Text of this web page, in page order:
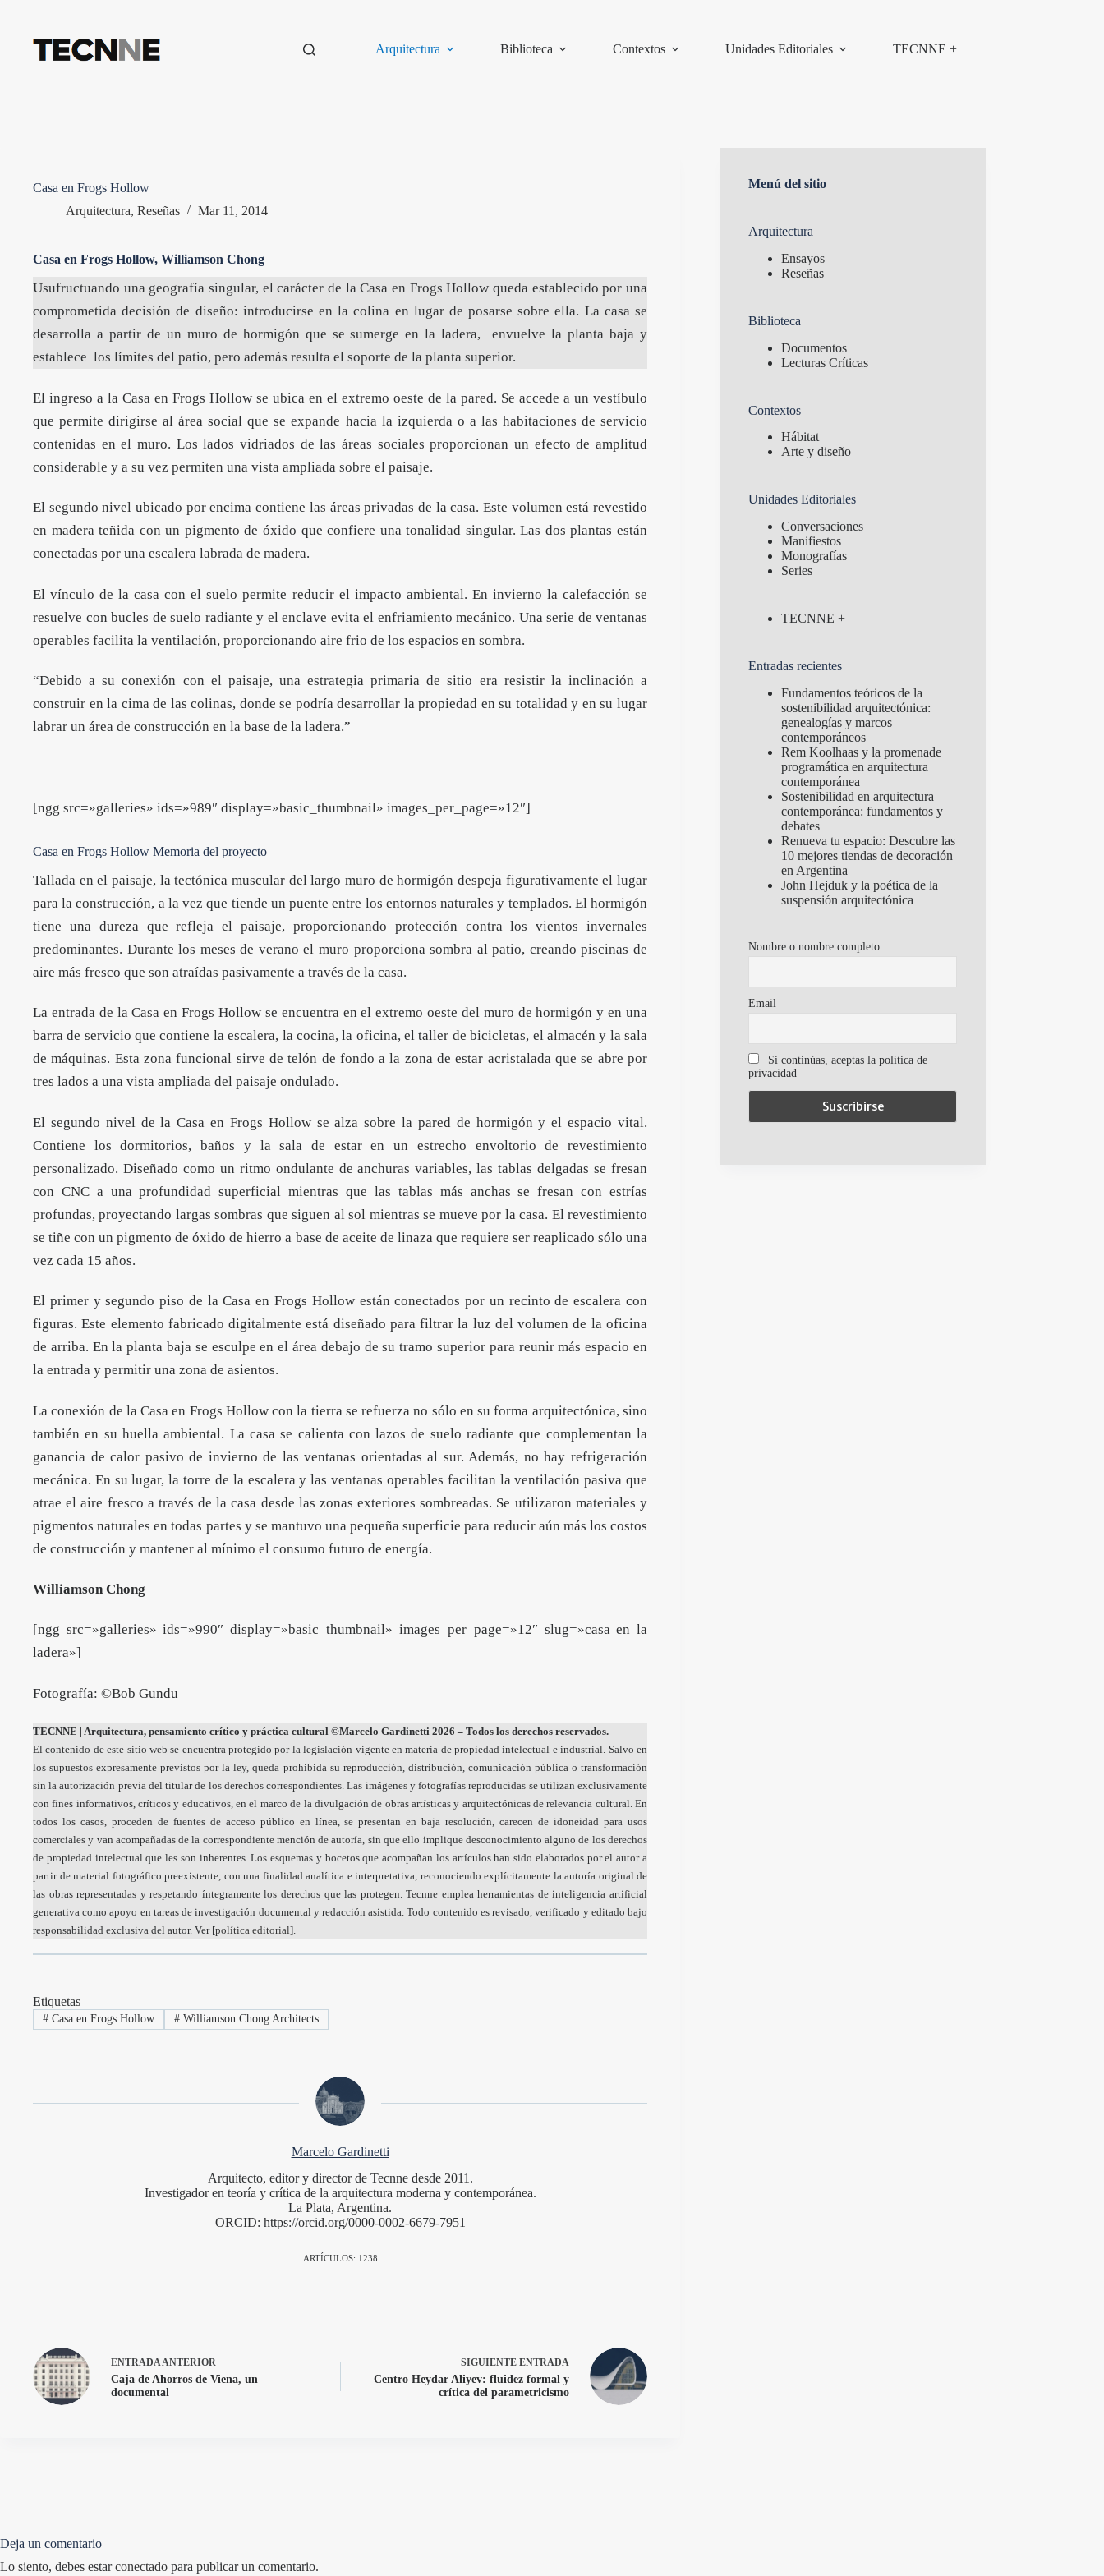
contenido
Arquitectura
Biblioteca Contextos Unidades Editoriales TECNNE +
Casa en Frogs Hollow
Arquitectura, Reseñas Mar 11, 2014
Casa en Frogs Hollow, Williamson Chong
Usufructuando una geografía singular, el carácter de la Casa en Frogs Hollow queda establecido por una
comprometida decisión de diseño: introducirse en la colina en lugar de posarse sobre ella. La casa se
desarrolla a partir de un muro de hormigón que se sumerge en la ladera, envuelve la planta baja y
establece los límites del patio, pero además resulta el soporte de la planta superior.
El ingreso a la Casa en Frogs Hollow se ubica en el extremo oeste de la pared. Se accede a un vestíbulo
que permite dirigirse al área social que se expande hacia la izquierda o a las habitaciones de servicio
contenidas en el muro. Los lados vidriados de las áreas sociales proporcionan un efecto de amplitud
considerable y a su vez permiten una vista ampliada sobre el paisaje.
El segundo nivel ubicado por encima contiene las áreas privadas de la casa. Este volumen está revestido
en madera teñida con un pigmento de óxido que confiere una tonalidad singular. Las dos plantas están
conectadas por una escalera labrada de madera.
El vínculo de la casa con el suelo permite reducir el impacto ambiental. En invierno la calefacción se
resuelve con bucles de suelo radiante y el enclave evita el enfriamiento mecánico. Una serie de ventanas
operables facilita la ventilación, proporcionando aire frio de los espacios en sombra.
“Debido a su conexión con el paisaje, una estrategia primaria de sitio era resistir la inclinación a
construir en la cima de las colinas, donde se podría desarrollar la propiedad en su totalidad y en su lugar
labrar un área de construcción en la base de la ladera.”
[ngg src=»galleries» ids=»989″ display=»basic_thumbnail» images_per_page=»12″]
Casa en Frogs Hollow Memoria del proyecto
Tallada en el paisaje, la tectónica muscular del largo muro de hormigón despeja figurativamente el lugar
para la construcción, a la vez que tiende un puente entre los entornos naturales y templados. El hormigón
tiene una dureza que refleja el paisaje, proporcionando protección contra los vientos invernales
predominantes. Durante los meses de verano el muro proporciona sombra al patio, creando piscinas de
aire más fresco que son atraídas pasivamente a través de la casa.
La entrada de la Casa en Frogs Hollow se encuentra en el extremo oeste del muro de hormigón y en una
barra de servicio que contiene la escalera, la cocina, la oficina, el taller de bicicletas, el almacén y la sala
de máquinas. Esta zona funcional sirve de telón de fondo a la zona de estar acristalada que se abre por
tres lados a una vista ampliada del paisaje ondulado.
El segundo nivel de la Casa en Frogs Hollow se alza sobre la pared de hormigón y el espacio vital.
Contiene los dormitorios, baños y la sala de estar en un estrecho envoltorio de revestimiento
personalizado. Diseñado como un ritmo ondulante de anchuras variables, las tablas delgadas se fresan
con CNC a una profundidad superficial mientras que las tablas más anchas se fresan con estrías
profundas, proyectando largas sombras que siguen al sol mientras se mueve por la casa. El revestimiento
se tiñe con un pigmento de óxido de hierro a base de aceite de linaza que requiere ser reaplicado sólo una
vez cada 15 años.
El primer y segundo piso de la Casa en Frogs Hollow están conectados por un recinto de escalera con
figuras. Este elemento fabricado digitalmente está diseñado para filtrar la luz del volumen de la oficina
de arriba. En la planta baja se esculpe en el área debajo de su tramo superior para reunir más espacio en
la entrada y permitir una zona de asientos.
La conexión de la Casa en Frogs Hollow con la tierra se refuerza no sólo en su forma arquitectónica, sino
también en su huella ambiental. La casa se calienta con lazos de suelo radiante que complementan la
ganancia de calor pasivo de invierno de las ventanas orientadas al sur. Además, no hay refrigeración
mecánica. En su lugar, la torre de la escalera y las ventanas operables facilitan la ventilación pasiva que
atrae el aire fresco a través de la casa desde las zonas exteriores sombreadas. Se utilizaron materiales y
pigmentos naturales en todas partes y se mantuvo una pequeña superficie para reducir aún más los costos
de construcción y mantener al mínimo el consumo futuro de energía.
Williamson Chong
[ngg src=»galleries» ids=»990″ display=»basic_thumbnail» images_per_page=»12″ slug=»casa en la
ladera»]
Fotografía: ©Bob Gundu
TECNNE | Arquitectura, pensamiento crítico y práctica cultural ©Marcelo Gardinetti 2026 – Todos los derechos reservados.
El contenido de este sitio web se encuentra protegido por la legislación vigente en materia de propiedad intelectual e industrial. Salvo en
los supuestos expresamente previstos por la ley, queda prohibida su reproducción, distribución, comunicación pública o transformación
sin la autorización previa del titular de los derechos correspondientes. Las imágenes y fotografías reproducidas se utilizan exclusivamente
con fines informativos, críticos y educativos, en el marco de la divulgación de obras artísticas y arquitectónicas de relevancia cultural. En
todos los casos, proceden de fuentes de acceso público en línea, se presentan en baja resolución, carecen de idoneidad para usos
comerciales y van acompañadas de la correspondiente mención de autoría, sin que ello implique desconocimiento alguno de los derechos
de propiedad intelectual que les son inherentes. Los esquemas y bocetos que acompañan los artículos han sido elaborados por el autor a
partir de material fotográfico preexistente, con una finalidad analítica e interpretativa, reconociendo explícitamente la autoría original de
las obras representadas y respetando íntegramente los derechos que las protegen. Tecnne emplea herramientas de inteligencia artificial
generativa como apoyo en tareas de investigación documental y redacción asistida. Todo contenido es revisado, verificado y editado bajo
responsabilidad exclusiva del autor. Ver [política editorial].
Etiquetas
#Casa en Frogs Hollow #Williamson Chong Architects
Marcelo Gardinetti
Arquitecto, editor y director de Tecnne desde 2011.
Investigador en teoría y crítica de la arquitectura moderna y contemporánea.
La Plata, Argentina.
ORCID: https://orcid.org/0000-0002-6679-7951
ARTÍCULOS: 1238
ENTRADAANTERIOR
Caja de Ahorros de Viena, un
documental
SIGUIENTE ENTRADA
Centro Heydar Aliyev: fluidez formal y
crítica del parametricismo
Menú del sitio
Arquitectura
Ensayos
Reseñas
Biblioteca
Documentos
Lecturas Críticas
Contextos
Hábitat
Arte y diseño
Unidades Editoriales
Conversaciones
Manifiestos
Monografías
Series
TECNNE +
Entradas recientes
Fundamentos teóricos de la
sostenibilidad arquitectónica:
genealogías y marcos
contemporáneos
Rem Koolhaas y la promenade
programática en arquitectura
contemporánea
Sostenibilidad en arquitectura
contemporánea: fundamentos y
debates
Renueva tu espacio: Descubre las
10 mejores tiendas de decoración
en Argentina
John Hejduk y la poética de la
suspensión arquitectónica
Nombre o nombre completo
Email
Si continúas, aceptas la política de
privacidad
Deja un comentario
Lo siento, debes estarconectado para publicar un comentario.